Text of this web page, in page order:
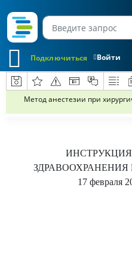
Войти
Подключиться
Метод анестезии при
ИНСТРУКЦИЯ
ЗДРАВООХРАНЕНИЯ
17 февраля